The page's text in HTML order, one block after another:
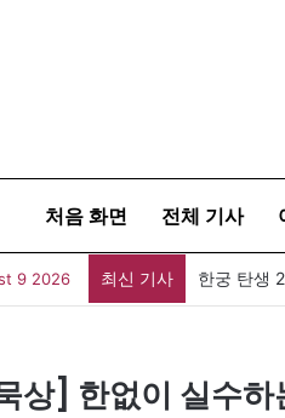
처음 화면 전체 기사
9 2026 최신 기사 한궁 탄생
상] 한없이 실수